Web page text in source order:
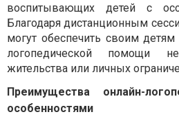
воспитывающих детей с
Благодаря дистанционным
могут обеспечить своим
логопедической помощи
жительства или личных
Преимущества онлайн-
особенностями